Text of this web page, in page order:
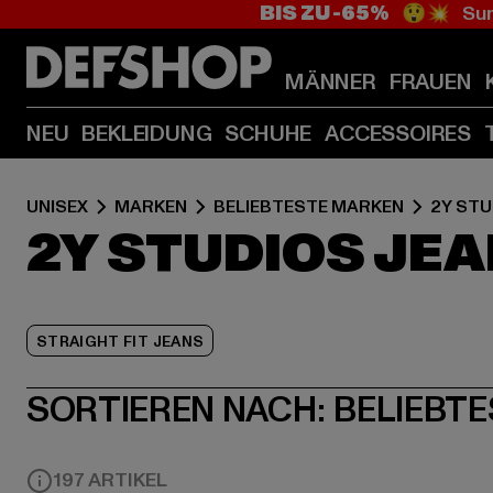
BIS ZU -65% 😲💥
MÄNNER FRAUEN
NEU BEKLEIDUNG SCHUHE ACCESSOIRES
UNISEX MARKEN BELIEBTESTE MARKEN 2Y
2Y STUDIOS
STRAIGHT FIT JEANS
SORTIEREN NACH:
197 ARTIKEL